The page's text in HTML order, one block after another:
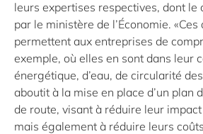
leurs expertises respectives, dont le
par le ministère de l’Économie.
permettent aux entreprises de
exemple, où elles en sont dans leur
énergétique, d’eau, de circularité
aboutit à la mise en place d’un plan
de route, visant à réduire leur
mais également à réduire leurs